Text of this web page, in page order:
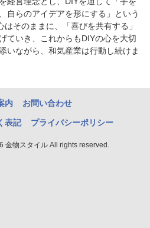
自らのアイデアを形にする」という
そのままに、「喜びを共有する」
ていき、これからもDIYの心を大切
いながら、和気産業は行動し続けま
内 お問い合わせ
表記 プライバシーポリシー
物スタイル All rights reserved.